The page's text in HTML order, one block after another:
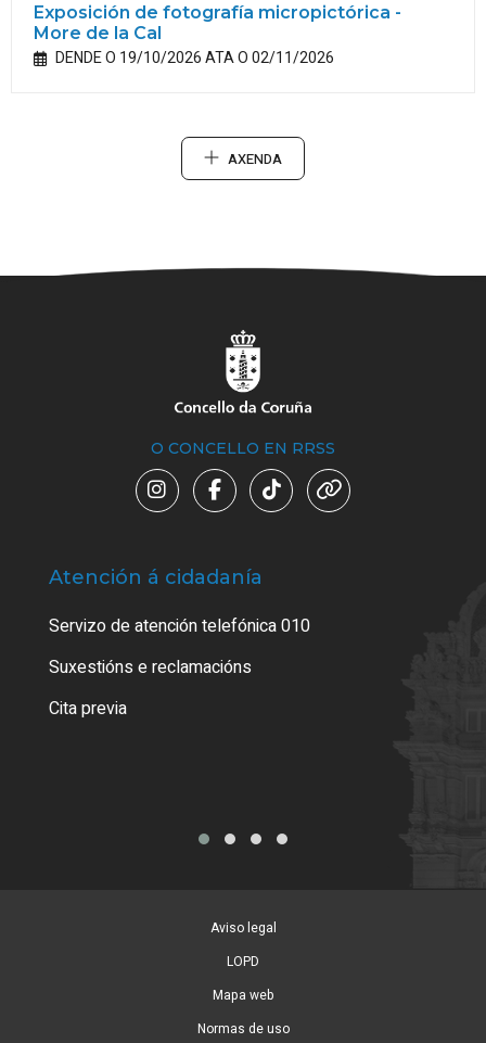
Exposición de fotografía micropictórica -
More de la Cal
DENDE O 19/10/2026 ATA O 02/11/2026
AXENDA
O CONCELLO EN RRSS
Atención á cidadanía
Servizo de atención telefónica 010
Suxestións e reclamacións
Cita previa
Aviso legal
LOPD
Mapa web
Normas de uso